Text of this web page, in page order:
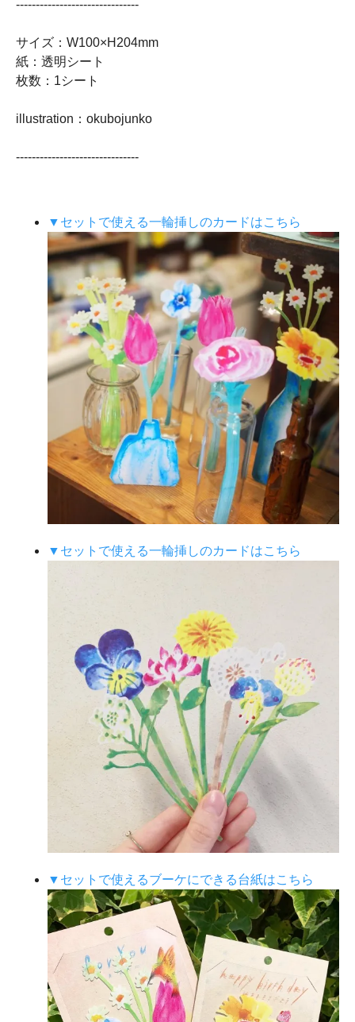
-------------------------------
サイズ：W100×H204mm
紙：透明シート
枚数：1シート
illustration：okubojunko
-------------------------------
▼セットで使える一輪挿しのカードはこちら
▼セットで使える一輪挿しのカードはこちら
▼セットで使えるブーケにできる台紙はこちら